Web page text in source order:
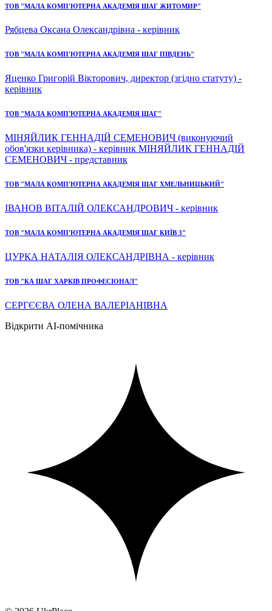
ТОВ "МАЛА КОМП'ЮТЕРНА АКАДЕМІЯ ШАГ ЖИТОМИР"
Рябцева Оксана Олександрівна - керівник
ТОВ "МАЛА КОМП'ЮТЕРНА АКАДЕМІЯ ШАГ ПІВДЕНЬ"
Яценко Григорій Вікторович, директор (згідно статуту) -
керівник
ТОВ "МАЛА КОМП'ЮТЕРНА АКАДЕМІЯ ШАГ"
МІНЯЙЛИК ГЕННАДІЙ СЕМЕНОВИЧ (виконуючий
обов'язки керівника) - керівник МІНЯЙЛИК ГЕННАДІЙ
СЕМЕНОВИЧ - представник
ТОВ "МАЛА КОМП'ЮТЕРНА АКАДЕМІЯ ШАГ ХМЕЛЬНИЦЬКИЙ"
ІВАНОВ ВІТАЛІЙ ОЛЕКСАНДРОВИЧ - керівник
ТОВ "МАЛА КОМП'ЮТЕРНА АКАДЕМІЯ ШАГ КИЇВ 3"
ЦУРКА НАТАЛІЯ ОЛЕКСАНДРІВНА - керівник
ТОВ "КА ШАГ ХАРКІВ ПРОФЕСІОНАЛ"
СЕРГЄЄВА ОЛЕНА ВАЛЕРІАНІВНА
Відкрити AI-помічника